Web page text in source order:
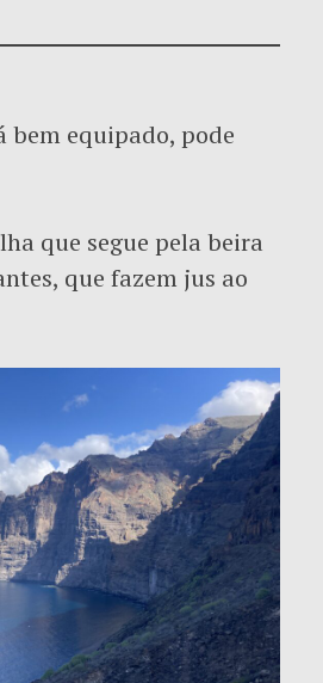
bem equipado, pode
que segue pela beira
que fazem jus ao